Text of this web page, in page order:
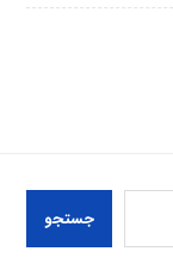
جستجو